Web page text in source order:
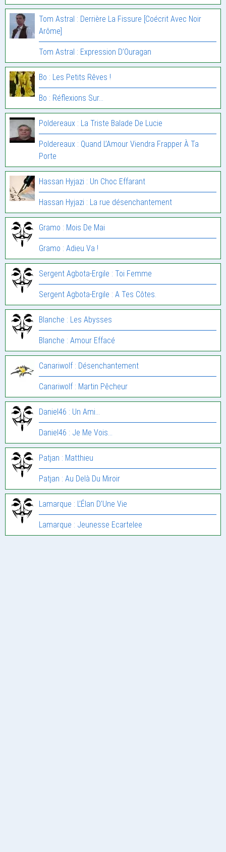
Tom Astral : Derrière La Fissure [Coécrit Avec Noir
Arôme]
Tom Astral : Expression D’Ouragan
Bo : Les Petits Rêves !
Bo : Réflexions Sur…
Poldereaux : La Triste Balade De Lucie
Poldereaux : Quand L’Amour Viendra Frapper À Ta
Porte
Hassan Hyjazi : Un Choc Effarant
Hassan Hyjazi : La rue désenchantement
Gramo : Mois De Mai
Gramo : Adieu Va !
Sergent Agbota-Ergile : Toi Femme
Sergent Agbota-Ergile : A Tes Côtes.
Blanche : Les Abysses
Blanche : Amour Effacé
Canariwolf : Désenchantement
Canariwolf : Martin Pêcheur
Daniel46 : Un Ami…
Daniel46 : Je Me Vois…
Patjan : Matthieu
Patjan : Au Delà Du Miroir
Lamarque : L’Élan D’Une Vie
Lamarque : Jeunesse Ecartelee